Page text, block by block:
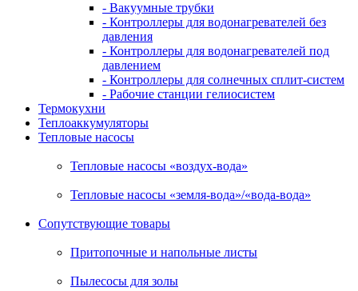
- Вакуумные трубки
- Контроллеры для водонагревателей без
давления
- Контроллеры для водонагревателей под
давлением
- Контроллеры для солнечных сплит-систем
- Рабочие станции гелиосистем
Термокухни
Теплоаккумуляторы
Тепловые насосы
Тепловые насосы «воздух-вода»
Тепловые насосы «земля-вода»/«вода-вода»
Сопутствующие товары
Притопочные и напольные листы
Пылесосы для золы